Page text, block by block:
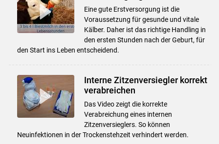
Eine gute Erstversorgung ist die
Voraussetzung für gesunde und vitale
Kälber. Daher ist das richtige Handling in
den ersten Stunden nach der Geburt, für
den Start ins Leben entscheidend.
Interne Zitzenversiegler korrekt
verabreichen
Das Video zeigt die korrekte
Verabreichung eines internen
Zitzenversieglers. So können
Neuinfektionen in der Trockenstehzeit verhindert werden.